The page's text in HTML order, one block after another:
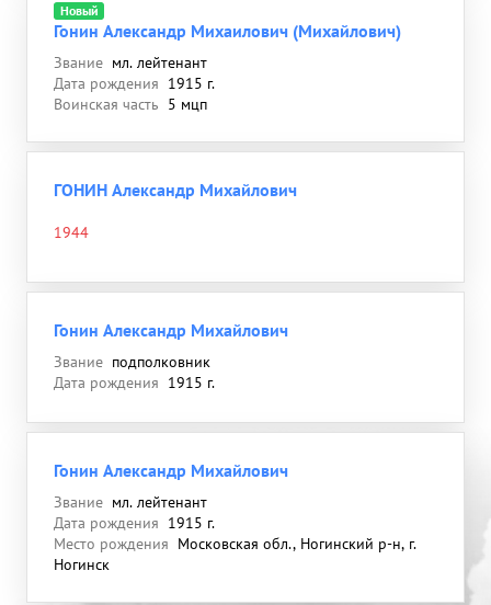
Новый
Гонин Александр Михаилович (Михайлович)
Звание мл. лейтенант
Дата рождения 1915 г.
Воинская часть 5 мцп
ГОНИН Александр Михайлович
1944
Гонин Александр Михайлович
Звание подполковник
Дата рождения 1915 г.
Гонин Александр Михайлович
Звание мл. лейтенант
Дата рождения 1915 г.
Место рождения Московская обл., Ногинский р-н, г.
Ногинск